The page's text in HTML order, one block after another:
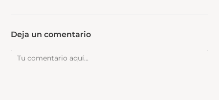
Deja un comentario